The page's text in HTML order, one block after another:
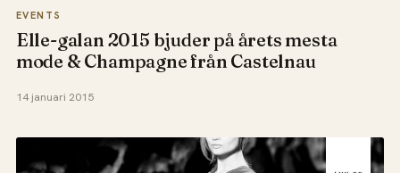
EVENTS
Elle-galan 2015 bjuder på årets mesta
mode & Champagne från Castelnau
14 januari 2015